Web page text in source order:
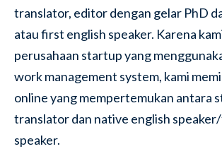
translator, editor dengan gelar PhD
atau first english speaker. Karena
perusahaan startup yang
work management system, kami
online yang mempertemukan antara
translator dan native english
speaker.